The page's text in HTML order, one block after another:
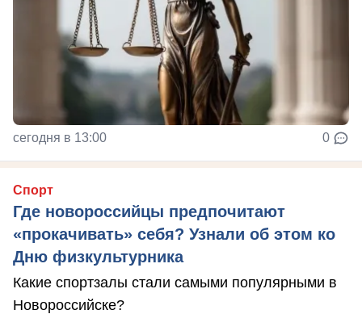
сегодня в 13:00 0
Спорт
Где новороссийцы предпочитают
«прокачивать» себя? Узнали об этом ко
Дню физкультурника
Какие спортзалы стали самыми популярными в
Новороссийске?